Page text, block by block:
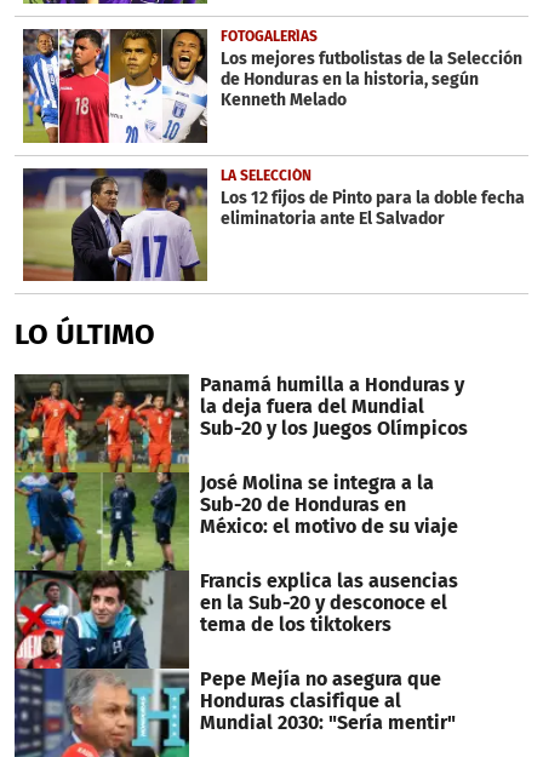
FOTOGALERÍAS
Los mejores futbolistas de la Selección
de Honduras en la historia, según
Kenneth Melado
LA SELECCIÓN
Los 12 fijos de Pinto para la doble fecha
eliminatoria ante El Salvador
LO ÚLTIMO
Panamá humilla a Honduras y
la deja fuera del Mundial
Sub-20 y los Juegos Olímpicos
José Molina se integra a la
Sub-20 de Honduras en
México: el motivo de su viaje
Francis explica las ausencias
en la Sub-20 y desconoce el
tema de los tiktokers
Pepe Mejía no asegura que
Honduras clasifique al
Mundial 2030: "Sería mentir"